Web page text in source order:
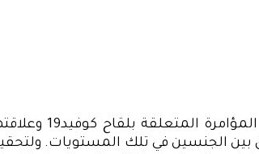
المتعلقة بلقاح كوفيد19
بين الجنسين في تلك المستويات.